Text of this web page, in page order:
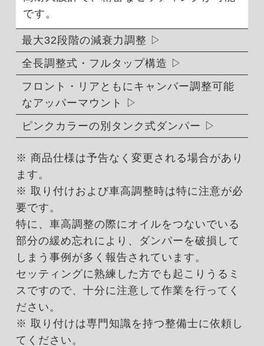
です。
最大32段階の減衰力調整
全長調整式・フルタップ構造
フロント・リアともにキャンバー調整可能
なアッパーマウント
ピンクカラーの別タンク式ダンパー
※ 商品仕様は予告なく変更される場合があり
ます。
※ 取り付けおよび車高調整時は特に注意が必
要です。
特に、車高調整の際にオイルをつないでいる
部分の緩め忘れにより、ダンパーを破損して
しまう事例が多く報告されています。
セッティングに熟練した方でも起こりうるミ
スですので、十分に注意して作業を行ってく
ださい。
※ 取り付けは専門知識を持つ整備士に依頼し
てください。